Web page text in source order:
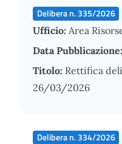
Delibera n. 335/2026
Ufficio: Area
Data Pubblicazione:
Titolo: Rettifica
26/03/2026
Delibera n. 334/2026